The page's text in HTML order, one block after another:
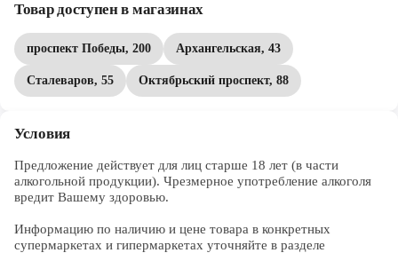
Товар доступен в магазинах
проспект Победы, 200 Архангельская, 43
Сталеваров, 55 Октябрьский проспект, 88
Условия
Предложение действует для лиц старше 18 лет (в части
алкогольной продукции). Чрезмерное употребление алкоголя
вредит Вашему здоровью.
Информацию по наличию и цене товара в конкретных
супермаркетах и гипермаркетах уточняйте в разделе